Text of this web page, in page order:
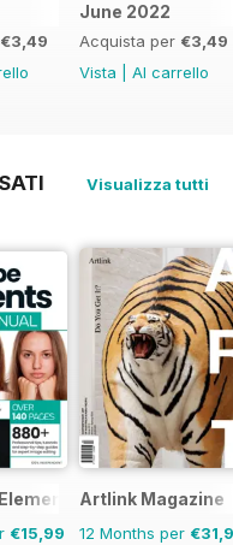
€3,49
June 2022
Acquista per €3,49
Vista
Al carrello
Visualizza tutti
ManualThe Complete
€15,99
Artlink Magazine
12 Months per